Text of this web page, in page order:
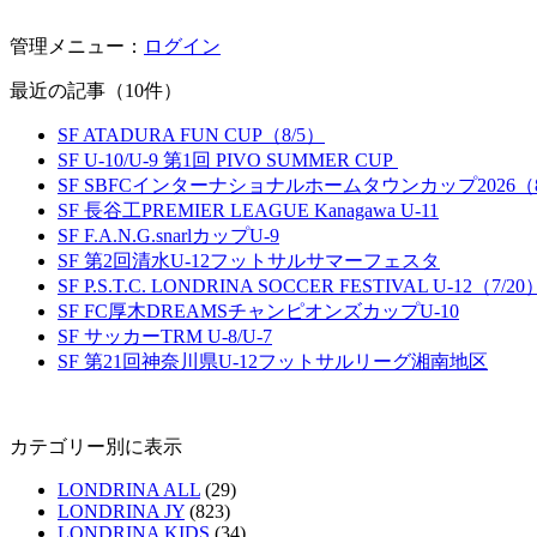
管理メニュー： ログイン
最近の記事（10件）
SF ATADURA FUN CUP（8/5）
SF U-10/U-9 第1回 PIVO SUMMER CUP
SF SBFCインターナショナルホームタウンカップ2026（
SF 長谷工PREMIER LEAGUE Kanagawa U-11
SF F.A.N.G.snarlカップU-9
SF 第2回清水U-12フットサルサマーフェスタ
SF P.S.T.C. LONDRINA SOCCER FESTIVAL U-12（7/20）
SF FC厚木DREAMSチャンピオンズカップU-10
SF サッカーTRM U-8/U-7
SF 第21回神奈川県U-12フットサルリーグ湘南地区
カテゴリー別に表示
LONDRINA ALL (29)
LONDRINA JY (823)
LONDRINA KIDS (34)